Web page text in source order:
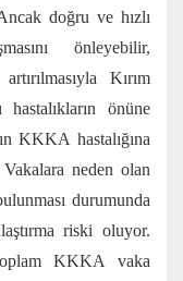
doğru ve hızlı
önleyebilir,
Kırım
önüne
KKKA hastalığına
neden olan
durumunda
riski oluyor.
KKKA vaka